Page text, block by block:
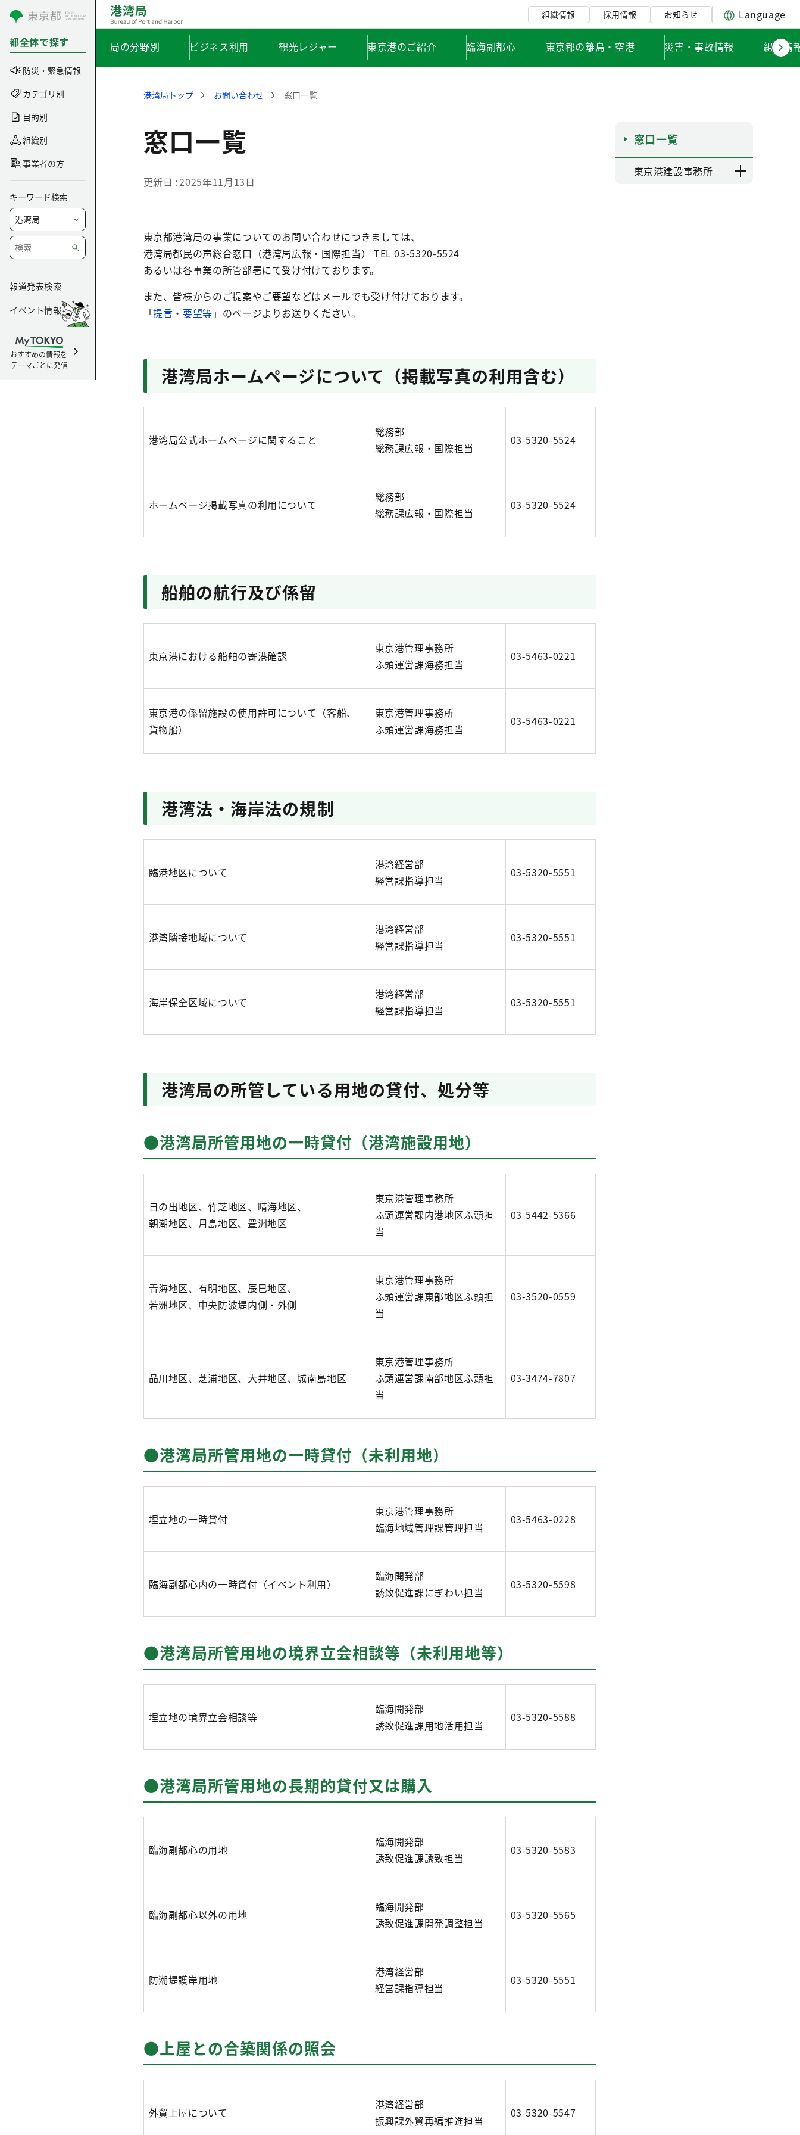
コンテンツにスキップ
都全体で探す
防災・緊急情報
カテゴリ別
目的別
組織別
事業者の方
キーワード検索
報道発表検索
イベント情報
おすすめの情報を
テーマごとに発信
組織情報 採用情報 お知らせ Language
局の分野別 ビジネス利用 観光レジャー 東京港のご紹介 臨海副都心 東京都の離島・空港 災害・事故情報 組織情
港湾局トップ お問い合わせ 窓口一覧
窓口一覧
更新日 2025年11月13日
東京都港湾局の事業についてのお問い合わせにつきましては、
港湾局都民の声総合窓口（港湾局広報・国際担当） TEL 03-5320-5524
あるいは各事業の所管部署にて受け付けております。
また、皆様からのご提案やご要望などはメールでも受け付けております。
「提言・要望等 」のページよりお送りください。
港湾局ホームページについて（掲載写真の利用含む）
港湾局公式ホームページに関すること
総務部
総務課広報・国際担当
03-5320-5524
ホームページ掲載写真の利用について
総務部
総務課広報・国際担当
03-5320-5524
船舶の航行及び係留
東京港における船舶の寄港確認
東京港管理事務所
ふ頭運営課海務担当
03-5463-0221
東京港の係留施設の使用許可について（客船、
貨物船）
東京港管理事務所
ふ頭運営課海務担当
03-5463-0221
港湾法・海岸法の規制
臨港地区について
港湾経営部
経営課指導担当
03-5320-5551
港湾隣接地域について
港湾経営部
経営課指導担当
03-5320-5551
海岸保全区域について
港湾経営部
経営課指導担当
03-5320-5551
港湾局の所管している用地の貸付、処分等
●港湾局所管用地の一時貸付（港湾施設用地）
日の出地区、竹芝地区、晴海地区、
朝潮地区、月島地区、豊洲地区
東京港管理事務所
ふ頭運営課内港地区ふ頭担
当
03-5442-5366
青海地区、有明地区、辰巳地区、
若洲地区、中央防波堤内側・外側
東京港管理事務所
ふ頭運営課東部地区ふ頭担
当
03-3520-0559
品川地区、芝浦地区、大井地区、城南島地区
東京港管理事務所
ふ頭運営課南部地区ふ頭担
当
03-3474-7807
●港湾局所管用地の一時貸付（未利用地）
埋立地の一時貸付
東京港管理事務所
臨海地域管理課管理担当
03-5463-0228
臨海副都心内の一時貸付（イベント利用）
臨海開発部
誘致促進課にぎわい担当
03-5320-5598
●港湾局所管用地の境界立会相談等（未利用地等）
埋立地の境界立会相談等
臨海開発部
誘致促進課用地活用担当
03-5320-5588
●港湾局所管用地の長期的貸付又は購入
臨海副都心の用地
臨海開発部
誘致促進課誘致担当
03-5320-5583
臨海副都心以外の用地
臨海開発部
誘致促進課開発調整担当
03-5320-5565
防潮堤護岸用地
港湾経営部
経営課指導担当
03-5320-5551
●上屋との合築関係の照会
外貿上屋について
港湾経営部
振興課外貿再編推進担当
03-5320-5547
窓口一覧
東京港建設事務所